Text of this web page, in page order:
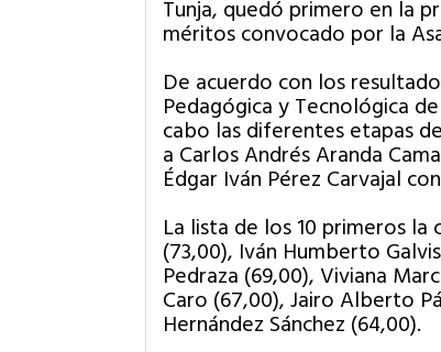
Tunja, quedó primero en la
méritos convocado por la
De acuerdo con los
Pedagógica y Tecnológica
cabo las diferentes etapas
a Carlos Andrés Aranda
Édgar Iván Pérez Carvajal
La lista de los 10 primeros
(73,00), Iván Humberto
Pedraza (69,00), Viviana
Caro (67,00), Jairo Alberto
Hernández Sánchez (64,00).